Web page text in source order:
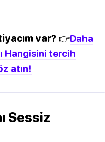
var? 👉Daha
Hangisini tercih
atın!
Sessiz